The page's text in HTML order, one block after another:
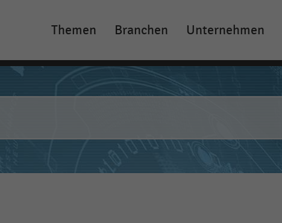
Main
navigation
Themen Branchen Unternehmen